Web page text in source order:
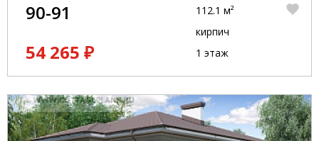
90-91
54 265 ₽
112.1 м²
кирпич
1 этаж